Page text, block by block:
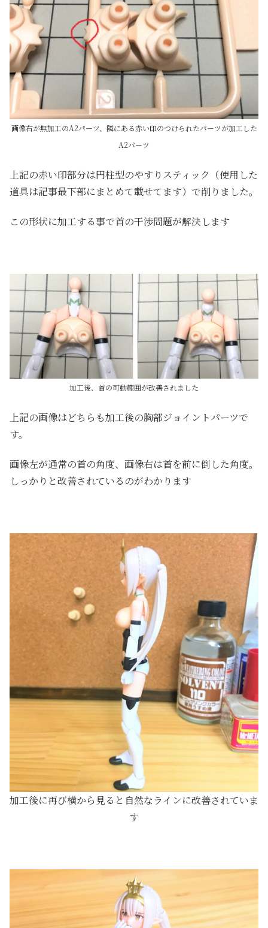
画像右が無加工のA2パーツ、隣にある赤い印のつけられたパーツが加工した
A2パーツ
上記の赤い印部分は円柱型のやすりスティック（使用した
道具は記事最下部にまとめて載せてます）で削りました。
この形状に加工する事で首の干渉問題が解決します
加工後、首の可動範囲が改善されました
上記の画像はどちらも加工後の胸部ジョイントパーツで
す。
画像左が通常の首の角度、画像右は首を前に倒した角度。
しっかりと改善されているのがわかります
加工後に再び横から見ると自然なラインに改善されていま
す